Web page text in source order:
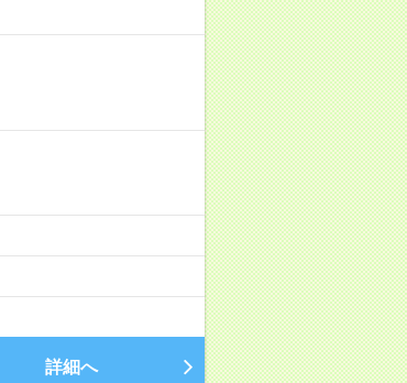
詳細へ